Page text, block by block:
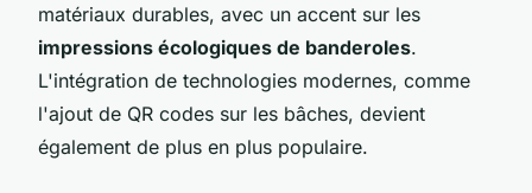
matériaux durables, avec un accent sur les
impressions écologiques de banderoles.
L'intégration de technologies modernes, comme
l'ajout de QR codes sur les bâches, devient
également de plus en plus populaire.